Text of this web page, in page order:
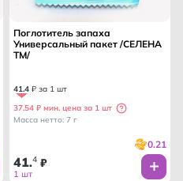
Поглотитель запаха
Универсальный пакет /СЕЛЕНА
ТМ/
41.4 ₽ за 1 шт
37.54 ₽ мин. цена за 1 шт
Масса нетто: 7 г
0.21
41.4 ₽
1 шт